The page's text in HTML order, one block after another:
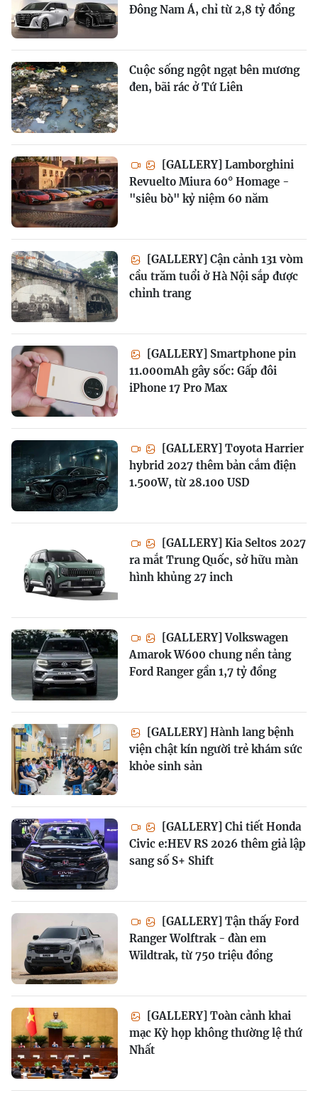
Đông Nam Á, chỉ từ 2,8 tỷ đồng
Cuộc sống ngột ngạt bên mương
đen, bãi rác ở Tứ Liên
[GALLERY] Lamborghini
Revuelto Miura 60° Homage -
"siêu bò" kỷ niệm 60 năm
[GALLERY] Cận cảnh 131 vòm
cầu trăm tuổi ở Hà Nội sắp được
chỉnh trang
[GALLERY] Smartphone pin
11.000mAh gây sốc: Gấp đôi
iPhone 17 Pro Max
[GALLERY] Toyota Harrier
hybrid 2027 thêm bản cắm điện
1.500W, từ 28.100 USD
[GALLERY] Kia Seltos 2027
ra mắt Trung Quốc, sở hữu màn
hình khủng 27 inch
[GALLERY] Volkswagen
Amarok W600 chung nền tảng
Ford Ranger gần 1,7 tỷ đồng
[GALLERY] Hành lang bệnh
viện chật kín người trẻ khám sức
khỏe sinh sản
[GALLERY] Chi tiết Honda
Civic e:HEV RS 2026 thêm giả lập
sang số S+ Shift
[GALLERY] Tận thấy Ford
Ranger Wolftrak - đàn em
Wildtrak, từ 750 triệu đồng
[GALLERY] Toàn cảnh khai
mạc Kỳ họp không thường lệ thứ
Nhất